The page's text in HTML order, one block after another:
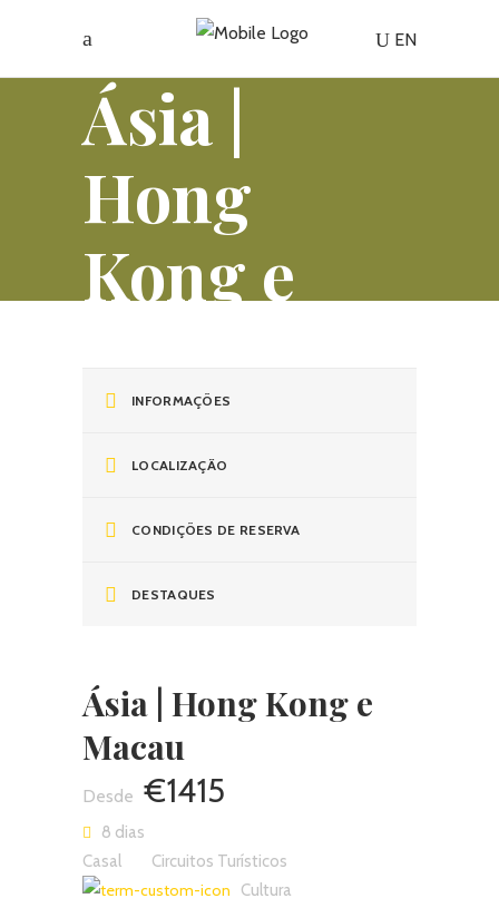
EN
Ásia |
Hong
Kong e
INFORMAÇÕES
LOCALIZAÇÃO
CONDIÇÕES DE RESERVA
DESTAQUES
Ásia | Hong Kong e
Macau
€1415
8 dias
Casal
Circuitos Turísticos
Cultura